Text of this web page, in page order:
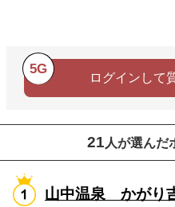
5G
ログインして
21 人が選んだ
山中温泉 かがり